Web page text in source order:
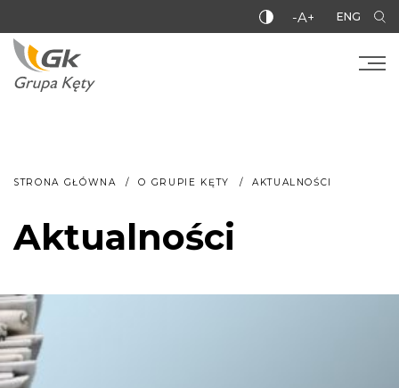
-A+ ENG
STRONA GŁÓWNA O GRUPIE KĘTY AKTUALNOŚCI
Aktualności